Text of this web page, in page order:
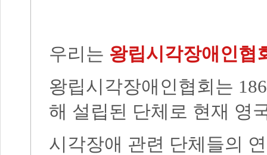
우리는 왕립시각장애인협
왕립시각장애인협회는
해 설립된 단체로 현재 영
시각장애 관련 단체들의